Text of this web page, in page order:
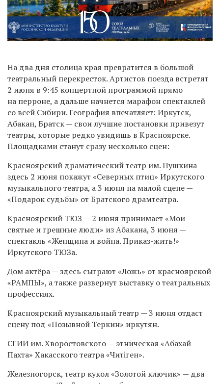
На два дня столица края превратится в большой
театральный перекресток. Артистов поезда встретят
2 июня в 9:45 концертной программой прямо
на перроне, а дальше начнется марафон спектаклей
со всей Сибири. География впечатляет: Иркутск,
Абакан, Братск — свои лучшие постановки привезут
театры, которые редко увидишь в Красноярске.
Площадками станут сразу несколько сцен:
Красноярский драматический театр им. Пушкина —
здесь 2 июня покажут «Северных птиц» Иркутского
музыкального театра, а 3 июня на малой сцене —
«Подарок судьбы» от Братского драмтеатра.
Красноярский ТЮЗ — 2 июня принимает «Мои
святые и грешные люди» из Абакана, 3 июня —
спектакль «Женщина и война. Приказ-жить!»
Иркутского ТЮЗа.
Дом актёра — здесь сыграют «Ложь» от красноярской
«РАМПЫ», а также развернут выставку о театральных
профессиях.
Красноярский музыкальный театр — 3 июня отдаст
сцену под «Позывной Теркин» иркутян.
СГИИ им. Хворостовского — этническая «Абахай
Пахта» Хакасского театра «Читiген».
Железногорск, театр кукол «Золотой ключик» — два